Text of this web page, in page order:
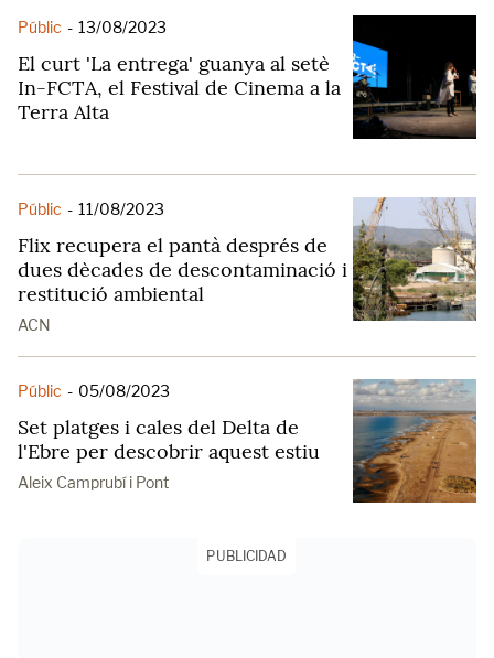
Públic - 13/08/2023
El curt 'La entrega' guanya al setè
In-FCTA, el Festival de Cinema a la
Terra Alta
Públic - 11/08/2023
Flix recupera el pantà després de
dues dècades de descontaminació i
restitució ambiental
ACN
Públic - 05/08/2023
Set platges i cales del Delta de
l'Ebre per descobrir aquest estiu
Aleix Camprubí i Pont
PUBLICIDAD